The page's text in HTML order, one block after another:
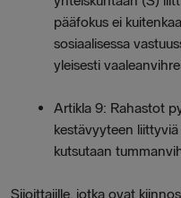
pääfokus ei
sosiaalisessa
yleisesti
Artikla 9: Rahastot
kestävyyteen
kutsutaan
Sijoittajille, jotka ovat